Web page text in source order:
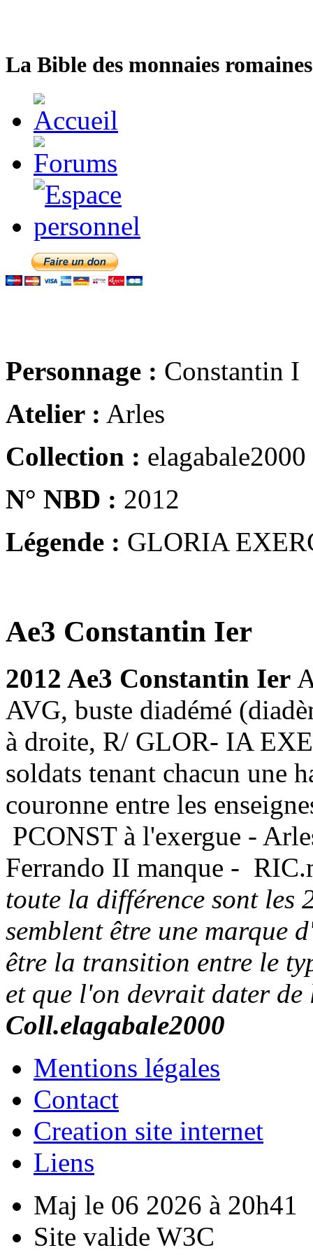
La Bible des monnaies
Personnage : Constantin I
Atelier : Arles
Collection : elagabale2000
N° NBD : 2012
Légende : GLORIA
Ae3 Constantin Ier
2012 Ae3 Constantin Ier
AVG, buste diadémé
à droite, R/ GLOR- IA
soldats tenant chacun une
couronne entre les
PCONST à l'exergue -
Ferrando II manque -
toute la différence sont les
semblent être une marque
être la transition entre le
et que l'on devrait dater de
Coll.elagabale2000
Mentions légales
Contact
Creation site internet
Liens
Maj le 06 2026 à 20h41
Site valide W3C